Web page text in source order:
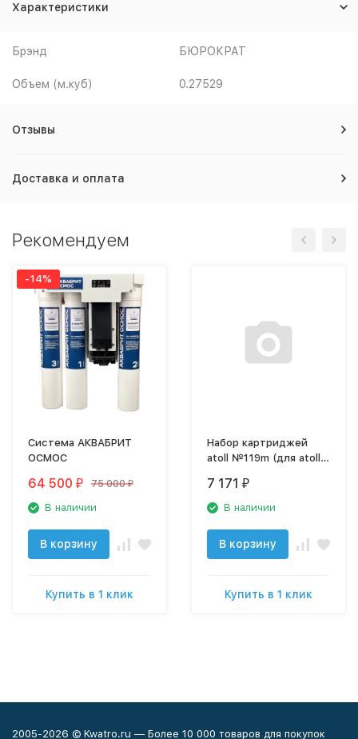
Характеристики
Брэнд БЮРОКРАТ
Объем (м.куб) 0.27529
Отзывы
Доставка и оплата
Рекомендуем
-14%
Система АКВАБРИТ
ОСМОС
64 500 ₽ 75 000 ₽
В наличии
В корзину
Купить в 1 клик
Набор картриджей
atoll №119m (для atoll
7 171 ₽
В наличии
В корзину
Купить в 1 клик
2005-2026 © Kwatro.ru — Более 10 000 товаров для покупок